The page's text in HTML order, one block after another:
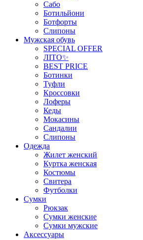
Сабо
Ботильйони
Ботфорты
Слипоны
Мужская обувь
SPECIAL OFFER
ЛІТО✨
BEST PRICE
Ботинки
Туфли
Кроссовки
Лоферы
Кеды
Мокасины
Сандалии
Слипоны
Одежда
Жилет женский
Куртка женская
Костюмы
Свитера
Футболки
Сумки
Рюкзак
Сумки женские
Сумки мужские
Аксеcсуары